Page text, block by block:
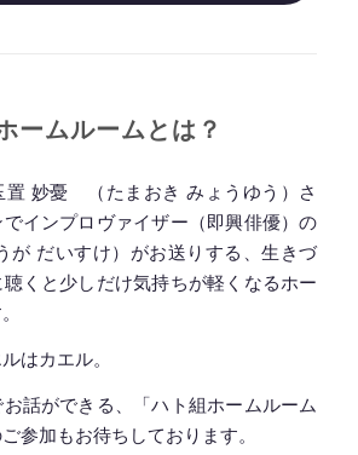
ームルームとは？
置 妙憂 （たまおき みょうゆう）さ
インプロヴァイザー（即興俳優）の
が だいすけ）がお送りする、生きづ
くと少しだけ気持ちが軽くなるホー
はカエル。
話ができる、「ハト組ホームルーム
参加もお待ちしております。